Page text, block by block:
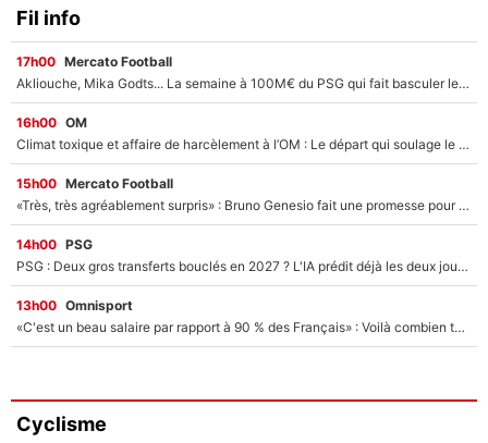
Fil info
17h00 Mercato Football
Akliouche, Mika Godts... La semaine à 100M€ du PSG qui fait basculer le mercato du PSG !
16h00 OM
Climat toxique et affaire de harcèlement à l’OM : Le départ qui soulage le vestiaire de Bruno Genesio
15h00 Mercato Football
«Très, très agréablement surpris» : Bruno Genesio fait une promesse pour la suite du mercato de l’OM et rassure les supporters
14h00 PSG
PSG : Deux gros transferts bouclés en 2027 ? L'IA prédit déjà les deux joueurs qui pourraient rejoindre Luis Enrique !
13h00 Omnisport
«C'est un beau salaire par rapport à 90 % des Français» : Voilà combien touchait Nelson Monfort sur France Télévisions avant de rejoindre CNews
Cyclisme